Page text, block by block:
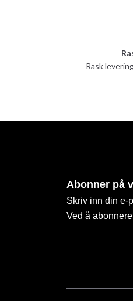
Rask
Abonner på
Skriv inn din e-
Ved å